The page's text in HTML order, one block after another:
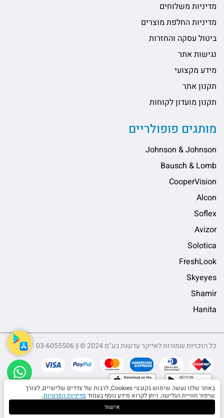
מדיניות משלוחים
מדיניות החלפת מוצרים
ביטול עסקה והחזרות
נגישות אתר
מידע מקצועי
תקנון אתר
תקנון מועדון לקוחות
מותגים פופולריים
Johnson & Johnson
Bausch & Lomb
CooperVision
Alcon
Soflex
Avizor
Solotica
FreshLook
Skyeyes
Shamir
Hanita
כל הזכויות שמורות לאייקר עדשות בע"מ 2024 © || 03-6055506
באתר שלנו נעשה שימוש בקובצי Cookies, לרבות של צדדים שלישיים, לצורך
שיפור חוויית הגלישה. ניתן לקרוא מידע נוסף בעמוד מדיניות הפרטיות .
אישור